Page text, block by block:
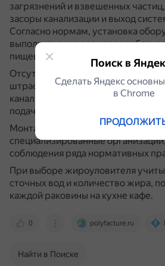
загрязнений и взвешенных
засоры канализации и выход
Согласно нормам, установка
выполняться на всех
пищевой промышленности и
Отсутствие жироуловителя
штраф, а также отключение от
канализации, приостановку
подачу иска в суд.
Монтаж оборудования выполняют
специализированные
соблюдения ряда нормативных
При выборе жироуловителя
сточных вод и количество жира,
каждой раковины на кухне кафе.
0 polyfacture.ru
Найти в Поиске
Поиск в
Сделать Яндекс
в Сhrome